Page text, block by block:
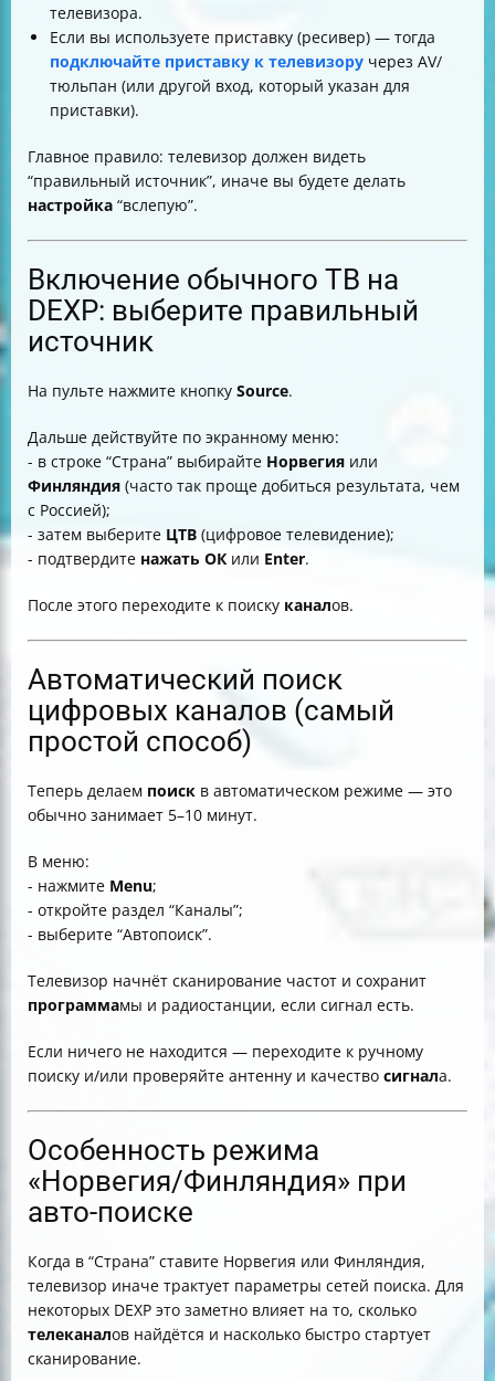
телевизора.
Если вы используете приставку (ресивер) — тогда
подключайте приставку к телевизору через AV/
тюльпан (или другой вход, который указан для
приставки).
Главное правило: телевизор должен видеть
“правильный источник”, иначе вы будете делать
настройка “вслепую”.
Включение обычного ТВ на
DEXP: выберите правильный
источник
На пульте нажмите кнопку Source.
Дальше действуйте по экранному меню:
- в строке “Страна” выбирайте Норвегия или
Финляндия (часто так проще добиться результата, чем
с Россией);
- затем выберите ЦТВ (цифровое телевидение);
- подтвердите нажать ОКили Enter.
После этого переходите к поиску каналов.
Автоматический поиск
цифровых каналов (самый
простой способ)
Теперь делаем поиск в автоматическом режиме — это
обычно занимает 5–10 минут.
В меню:
- нажмите Menu;
- откройте раздел “Каналы”;
- выберите “Автопоиск”.
Телевизор начнёт сканирование частот и сохранит
программамы и радиостанции, если сигнал есть.
Если ничего не находится — переходите к ручному
поиску и/или проверяйте антенну и качество сигнала.
Особенность режима
«Норвегия/Финляндия» при
авто-поиске
Когда в “Страна” ставите Норвегия или Финляндия,
телевизор иначе трактует параметры сетей поиска. Для
некоторых DEXP это заметно влияет на то, сколько
телеканалов найдётся и насколько быстро стартует
сканирование.